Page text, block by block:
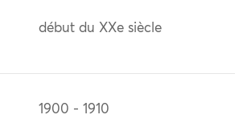
début du XXe siècle
1900 - 1910